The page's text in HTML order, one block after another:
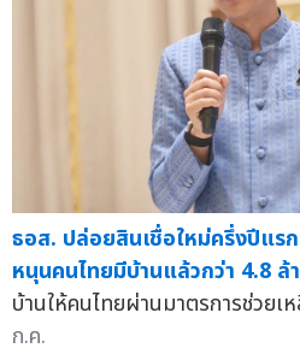
ธอส. ปล่อยสินเชื่อใหม่ครึ่งปีแร
หนุนคนไทยมีบ้านแล้วกว่า 4.8 ล้
บ้านให้คนไทยผ่านมาตรการช่วยเ
ก.ค.